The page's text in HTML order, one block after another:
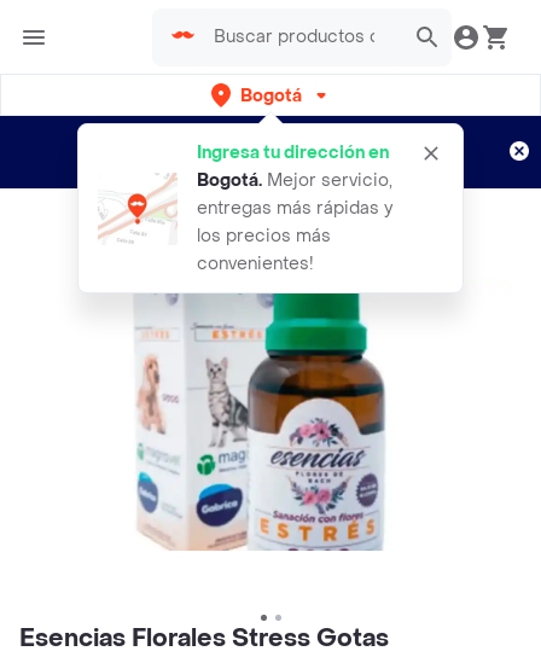
Bogotá
Ingresa tu dirección en
Bogotá. Mejor servicio,
entregas más rápidas y
los precios más
convenientes!
envíos gratis por semanas
Aplican TyC
Esencias Florales Stress Gotas